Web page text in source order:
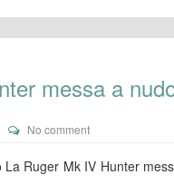
messa a
No comment
Ruger Mk IV Hunter